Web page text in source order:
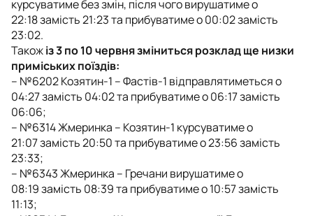
курсуватиме без змін, після чого вирушатиме о
22:18 замість 21:23 та прибуватиме о 00:02 замість
23:02.
Такожіз 3 по 10 червня зміниться розклад ще низки
приміських поїздів:
– №6202 Козятин-1 – Фастів-1 відправлятиметься о
04:27 замість 04:02 та прибуватиме о 06:17 замість
06:06;
– №6314 Жмеринка – Козятин-1 курсуватиме о
21:07 замість 20:50 та прибуватиме о 23:56 замість
23:33;
– №6343 Жмеринка – Гречани вирушатиме о
08:19 замість 08:39 та прибуватиме о 10:57 замість
11:13;